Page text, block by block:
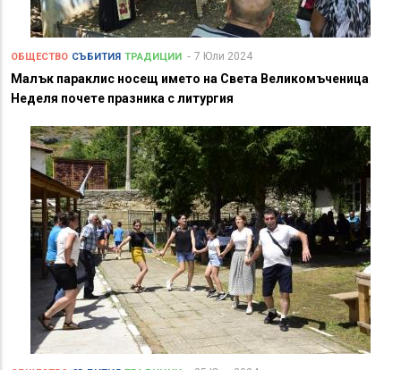
ОБЩЕСТВО СЪБИТИЯ ТРАДИЦИИ 7 Юли 2024
Малък параклис носещ името на Света Великомъченица
Неделя почете празника с литургия